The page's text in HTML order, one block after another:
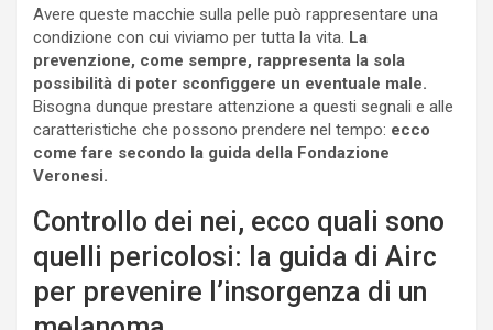
Avere queste macchie sulla pelle può rappresentare una
condizione con cui viviamo per tutta la vita. La
prevenzione, come sempre, rappresenta la sola
possibilità di poter sconfiggere un eventuale male.
Bisogna dunque prestare attenzione a questi segnali e alle
caratteristiche che possono prendere nel tempo: ecco
come fare secondo la guida della Fondazione
Veronesi.
Controllo dei nei, ecco quali sono
quelli pericolosi: la guida di Airc
per prevenire l’insorgenza di un